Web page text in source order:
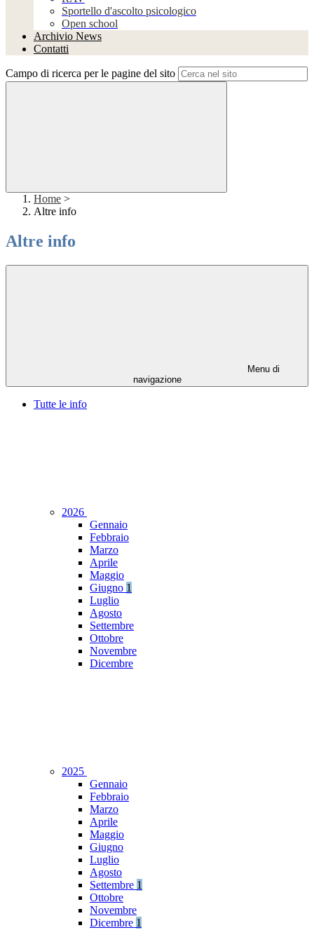
Sportello d'ascolto psicologico
Open school
Archivio News
Contatti
Campo di ricerca per le pagine del sito
Home >
Altre info
Altre info
Menu di
navigazione
Tutte le info
2026
Gennaio
Febbraio
Marzo
Aprile
Maggio
Giugno 1
Luglio
Agosto
Settembre
Ottobre
Novembre
Dicembre
2025
Gennaio
Febbraio
Marzo
Aprile
Maggio
Giugno
Luglio
Agosto
Settembre 1
Ottobre
Novembre
Dicembre 1